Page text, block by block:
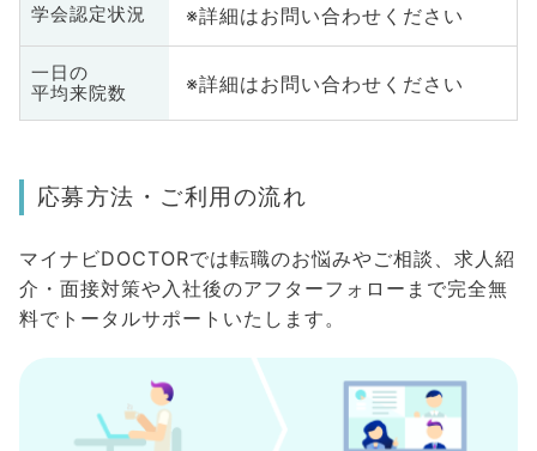
学会認定状況 ※詳細はお問い合わせください
一日の
平均来院数
※詳細はお問い合わせください
応募方法・ご利用の流れ
マイナビDOCTORでは転職のお悩みやご相談、求人紹
介・面接対策や入社後のアフターフォローまで完全無
料でトータルサポートいたします。